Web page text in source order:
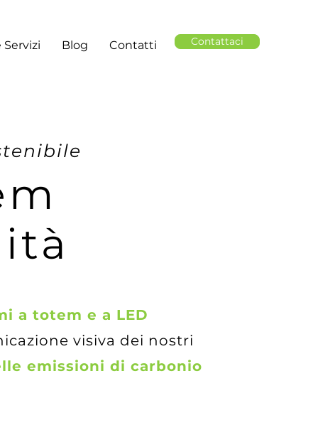
Blog Contatti Contattaci
a totem e a LED
visiva dei nostri
emissioni di carbonio